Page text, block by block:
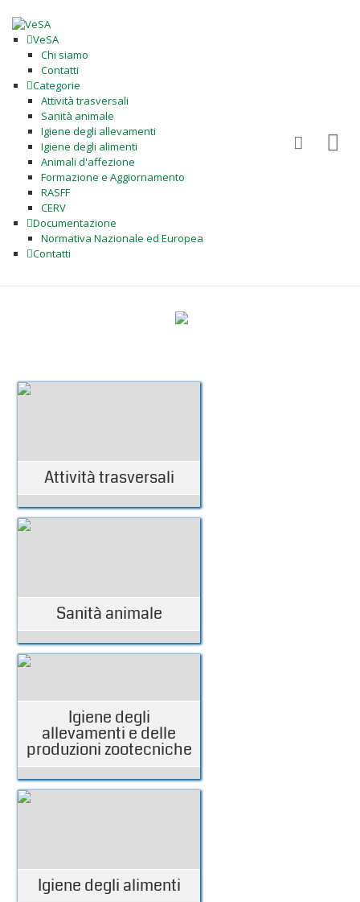
VeSA
Chi siamo
Contatti
Categorie
Attività trasversali
Sanità animale
Igiene degli allevamenti
Igiene degli alimenti
Animali d'affezione
Formazione e Aggiornamento
RASFF
CERV
Documentazione
Normativa Nazionale ed Europea
Contatti
Attività trasversali
Sanità animale
Igiene degli
allevamenti e delle
produzioni zootecniche
Igiene degli alimenti